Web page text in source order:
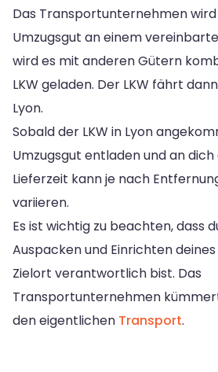
Das Transportunternehmen
Umzugsgut an einem
wird es mit anderen Gütern
LKW geladen. Der LKW fährt
Lyon.
Sobald der LKW in Lyon
Umzugsgut entladen und an
Lieferzeit kann je nach
variieren.
Es ist wichtig zu beachten, dass
Auspacken und Einrichten
Zielort verantwortlich bist. Das
Transportunternehmen
den eigentlichen Transport.